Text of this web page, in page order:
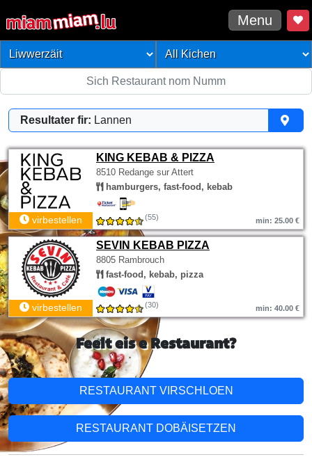
Menu
Resultater fir: Lannen
KING KEBAB & PIZZA
8510 Redange sur Attert
hamburgers, fast-food, kebab
virbestellen (55) min: 25.00 €
SEVIN KEBAB PIZZA
8805 Rambrouch
fast-food, kebab, pizza
virbestellen (30) min: 40.00 €
Feelt eis e Restaurant?
RESTAURANT VIRSCHLOEN
RESTAURANT DOBÄISETZEN